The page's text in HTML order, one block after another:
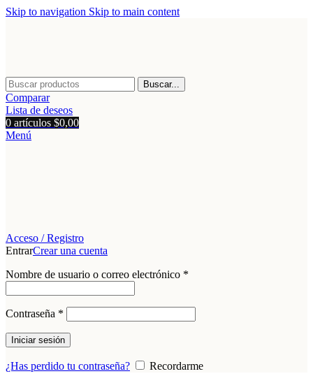
Skip to navigation Skip to main content
Buscar...
Comparar
Lista de deseos
0 artículos $0,00
Menú
Acceso / Registro
EntrarCrear una cuenta
Nombre de usuario o correo electrónico *
Contraseña *
Iniciar sesión
¿Has perdido tu contraseña?
Recordarme